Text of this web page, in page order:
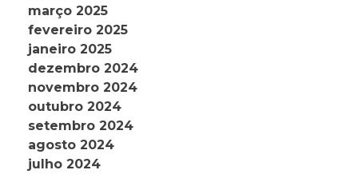
março 2025
fevereiro 2025
janeiro 2025
dezembro 2024
novembro 2024
outubro 2024
setembro 2024
agosto 2024
julho 2024